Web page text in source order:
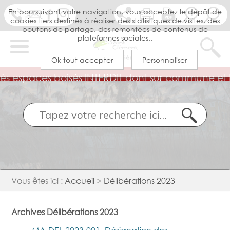
En poursuivant votre navigation, vous acceptez le dépôt de
cookies tiers destinés à réaliser des statistiques de visites, des
boutons de partage, des remontées de contenus de
plateformes sociales..
Ok tout accepter Personnaliser
MA MAIRIE
Services
municipaux
Budget
MON
QUOTIDIEN
Petite
enfance
Ecoles &
LIBRE
Associations
DÉMARCHES
Vous êtes ici :Accueil > Délibérations 2023
Archives Délibérations 2023